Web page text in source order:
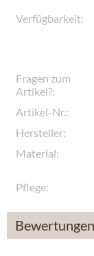
Verfügbarkeit:
Fragen zum
Artikel?:
Artikel-Nr.:
Hersteller:
Material:
Pflege:
Bewertungen